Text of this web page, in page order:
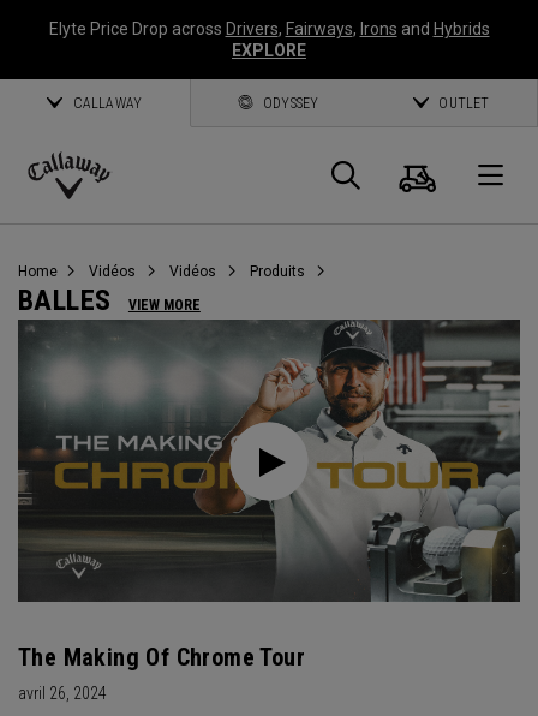
Elyte Price Drop across Drivers, Fairways, Irons and Hybrids
EXPLORE
CALLAWAY ODYSSEY OUTLET
Callaway
Panier
Home Vidéos Vidéos Produits
BALLES VIEW MORE
The Making Of Chrome Tour
avril 26, 2024